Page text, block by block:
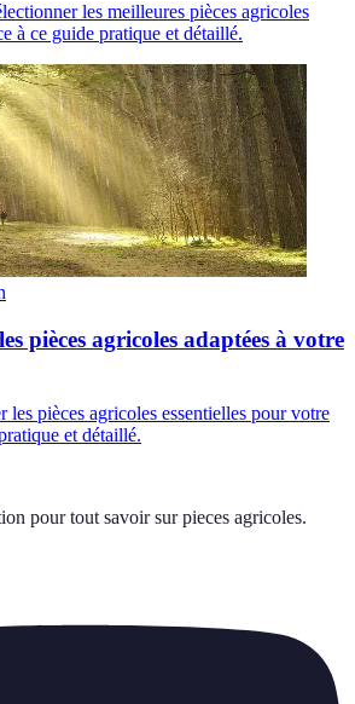
les meilleures pièces agricoles
à ce guide pratique et détaillé.
pièces agricoles adaptées à votre
les pièces agricoles essentielles pour votre
et détaillé.
pour tout savoir sur pieces agricoles.